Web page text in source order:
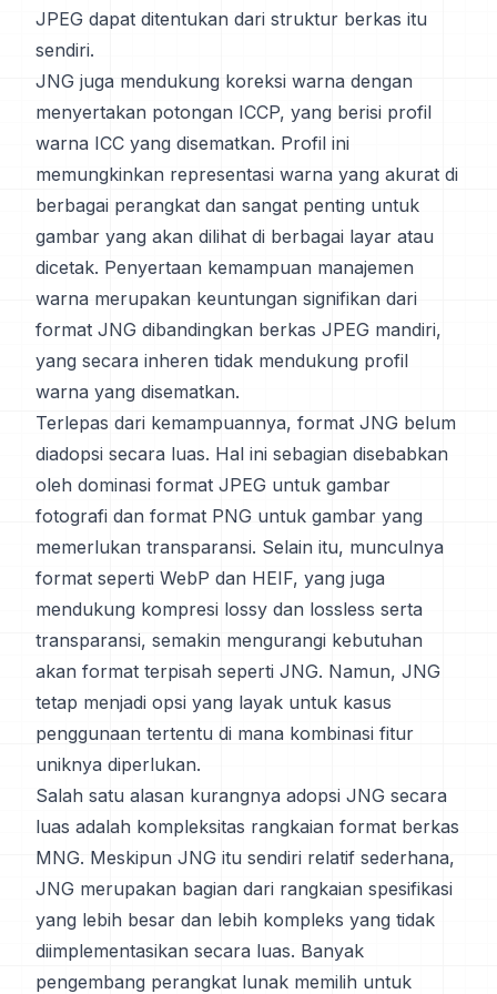
JPEG dapat ditentukan dari struktur berkas itu
sendiri.
JNG juga mendukung koreksi warna dengan
menyertakan potongan ICCP, yang berisi profil
warna ICC yang disematkan. Profil ini
memungkinkan representasi warna yang akurat di
berbagai perangkat dan sangat penting untuk
gambar yang akan dilihat di berbagai layar atau
dicetak. Penyertaan kemampuan manajemen
warna merupakan keuntungan signifikan dari
format JNG dibandingkan berkas JPEG mandiri,
yang secara inheren tidak mendukung profil
warna yang disematkan.
Terlepas dari kemampuannya, format JNG belum
diadopsi secara luas. Hal ini sebagian disebabkan
oleh dominasi format JPEG untuk gambar
fotografi dan format PNG untuk gambar yang
memerlukan transparansi. Selain itu, munculnya
format seperti WebP dan HEIF, yang juga
mendukung kompresi lossy dan lossless serta
transparansi, semakin mengurangi kebutuhan
akan format terpisah seperti JNG. Namun, JNG
tetap menjadi opsi yang layak untuk kasus
penggunaan tertentu di mana kombinasi fitur
uniknya diperlukan.
Salah satu alasan kurangnya adopsi JNG secara
luas adalah kompleksitas rangkaian format berkas
MNG. Meskipun JNG itu sendiri relatif sederhana,
JNG merupakan bagian dari rangkaian spesifikasi
yang lebih besar dan lebih kompleks yang tidak
diimplementasikan secara luas. Banyak
pengembang perangkat lunak memilih untuk